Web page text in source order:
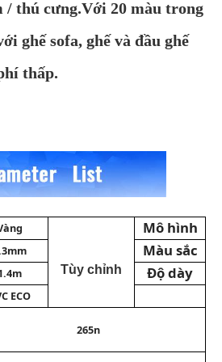
/ thú cưng.Với 20 màu trong
ghế sofa, ghế và đầu ghế
thấp.
Tùy chỉnh
Mô hình
Màu sắc
Độ dày
ECO
265n